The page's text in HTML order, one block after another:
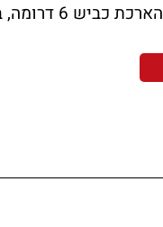
קמה לדבירה, באורך של 5 ק"מ.